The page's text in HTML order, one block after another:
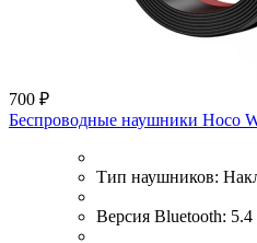
700 ₽
Беспроводные наушники Hoco
Тип наушников:
Версия Bluetooth: 5.4